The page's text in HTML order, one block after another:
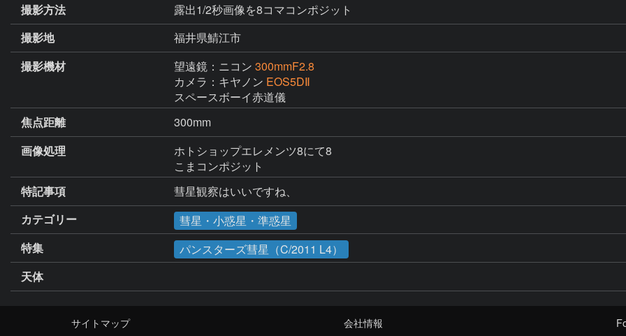
撮影方法
露出1/2秒画像を8コマコンポジット
撮影地
福井県鯖江市
撮影機材
望遠鏡：ニコン 300mmF2.8
カメラ：キヤノン EOS5DⅡ
スペースボーイ赤道儀
焦点距離
300mm
画像処理
ホトショップエレメンツ8にて8
こまコンポジット
特記事項
彗星観察はいいですね、
カテゴリー
彗星・小惑星・準惑星
特集
パンスターズ彗星（C/2011 L4）
天体
サイトマップ
会社情報